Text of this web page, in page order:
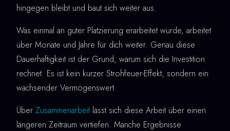
hingegen bleibt und baut sich weiter aus.
Was einmal an guter Platzierung erarbeitet wurde, arbeitet
über Monate und Jahre für dich weiter. Genau diese
Dauerhaftigkeit ist der Grund, warum sich die Investition
rechnet. Es ist kein kurzer Strohfeuer-Effekt, sondern ein
wachsender Vermögenswert.
Über Zusammenarbeit lässt sich diese Arbeit über einen
längeren Zeitraum vertiefen. Manche Ergebnisse